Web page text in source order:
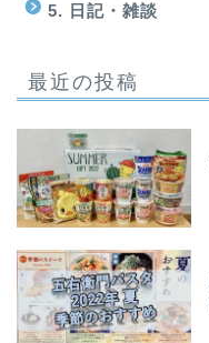
5. 日記・雑談
最近の投稿